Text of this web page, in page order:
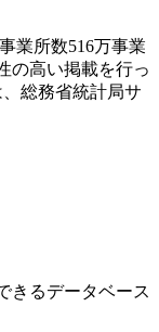
業所数516万事業
の高い掲載を行っ
総務省統計局サ
きるデータベース